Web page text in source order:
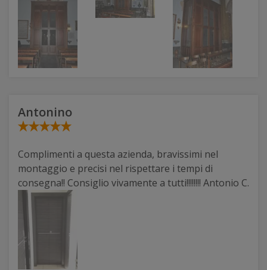
Antonino
Complimenti a questa azienda, bravissimi nel
montaggio e precisi nel rispettare i tempi di
consegna!! Consiglio vivamente a tutti!!!!!!!! Antonio C.